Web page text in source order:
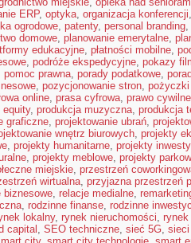
ERP, optyka, organizacja konferencji
ogrodowe, patenty, personal branding,
domowe, planowanie emerytalne,
edukacyjne, płatności mobilne,
, podróże ekspedycyjne, pokazy
pomoc prawna, porady podatkowe,
, pozycjonowanie stron, pożyczki
online, prasa cyfrowa, prawo
equity, produkcja muzyczna, produkcja
graficzne, projektowanie ubrań,
wnętrz biurowych, projekty
, projekty humanitarne, projekty
, projekty meblowe, projekty
miejskie, przestrzeń
wirtualna, przyjazna przestrzeń
biznesowe, relacje medialne,
, rodzinne finanse, rodzinne
lokalny, rynek nieruchomości,
capital , SEO techniczne, sieć 5G, sieci